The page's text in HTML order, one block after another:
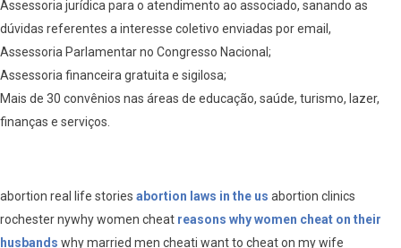
Assessoria jurídica para o atendimento ao associado, sanando as
dúvidas referentes a interesse coletivo enviadas por email,
Assessoria Parlamentar no Congresso Nacional;
Assessoria financeira gratuita e sigilosa;
Mais de 30 convênios nas áreas de educação, saúde, turismo, lazer,
finanças e serviços.
abortion real life stories abortion laws in the us abortion clinics
rochester nywhy women cheat reasons why women cheat on their
husbands why married men cheati want to cheat on my wife